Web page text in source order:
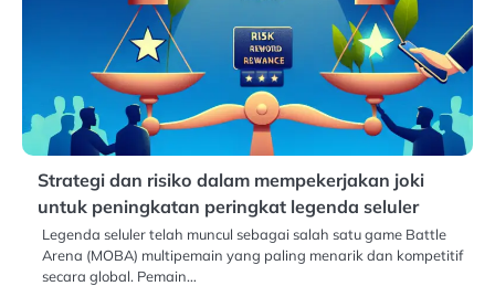
Strategi dan risiko dalam mempekerjakan joki
untuk peningkatan peringkat legenda seluler
Legenda seluler telah muncul sebagai salah satu game Battle
Arena (MOBA) multipemain yang paling menarik dan kompetitif
secara global. Pemain…